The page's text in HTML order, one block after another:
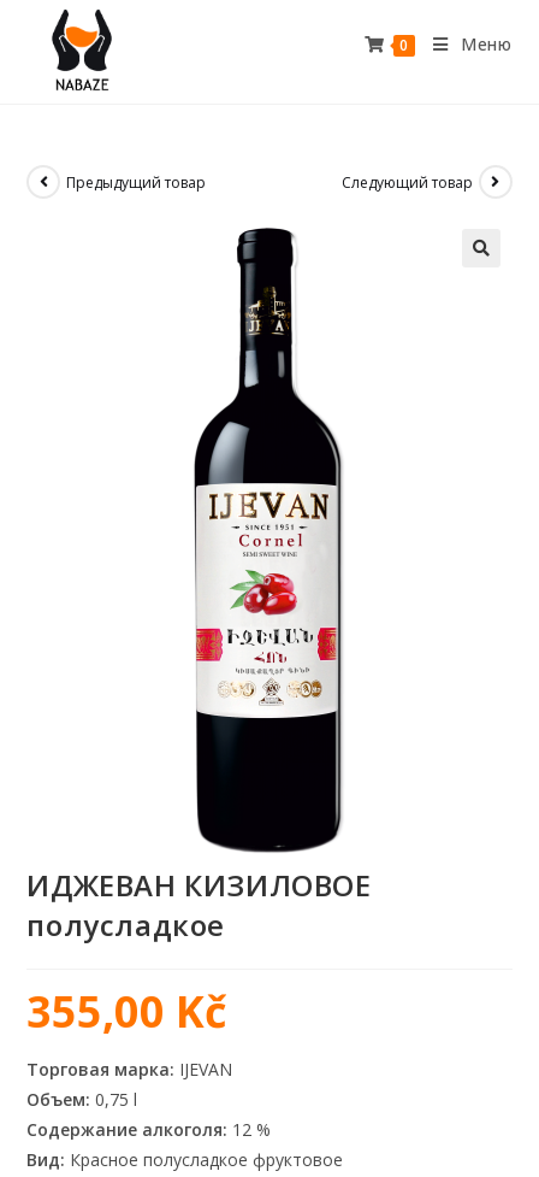
0 Меню
Предыдущий товар Следующий товар
ИДЖЕВАН КИЗИЛОВОЕ
полусладкое
355,00 Kč
Торговая марка: IJEVAN
Объем: 0,75 l
Содержание алкоголя: 12 %
Вид: Красное полусладкое фруктовое